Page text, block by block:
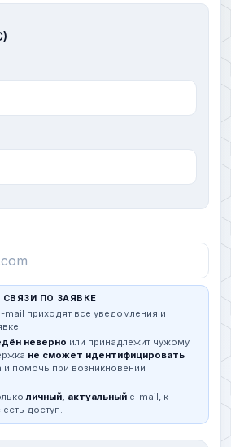
ПО ЗАЯВКЕ
mail приходят все уведомления и
неверно или принадлежит чужому
не сможет идентифицировать
и помочь при возникновении
личный, актуальный e-mail, к
доступ.